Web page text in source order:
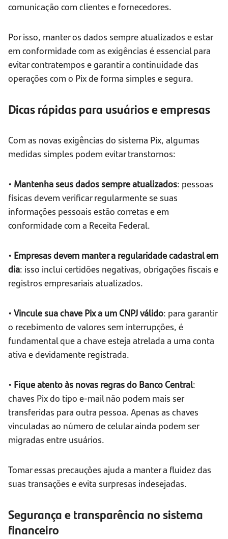
comunicação com clientes e fornecedores.
Por isso, manter os dados sempre atualizados e estar
em conformidade com as exigências é essencial para
evitar contratempos e garantir a continuidade das
operações com o Pix de forma simples e segura.
Dicas rápidas para usuários e empresas
Com as novas exigências do sistema Pix, algumas
medidas simples podem evitar transtornos:
• Mantenha seus dados sempre atualizados: pessoas
físicas devem verificar regularmente se suas
informações pessoais estão corretas e em
conformidade com a Receita Federal.
• Empresas devem manter a regularidade cadastral em
dia: isso inclui certidões negativas, obrigações fiscais e
registros empresariais atualizados.
• Vincule sua chave Pix a um CNPJ válido: para garantir
o recebimento de valores sem interrupções, é
fundamental que a chave esteja atrelada a uma conta
ativa e devidamente registrada.
• Fique atento às novas regras do Banco Central:
chaves Pix do tipo e-mail não podem mais ser
transferidas para outra pessoa. Apenas as chaves
vinculadas ao número de celular ainda podem ser
migradas entre usuários.
Tomar essas precauções ajuda a manter a fluidez das
suas transações e evita surpresas indesejadas.
Segurança e transparência no sistema
financeiro